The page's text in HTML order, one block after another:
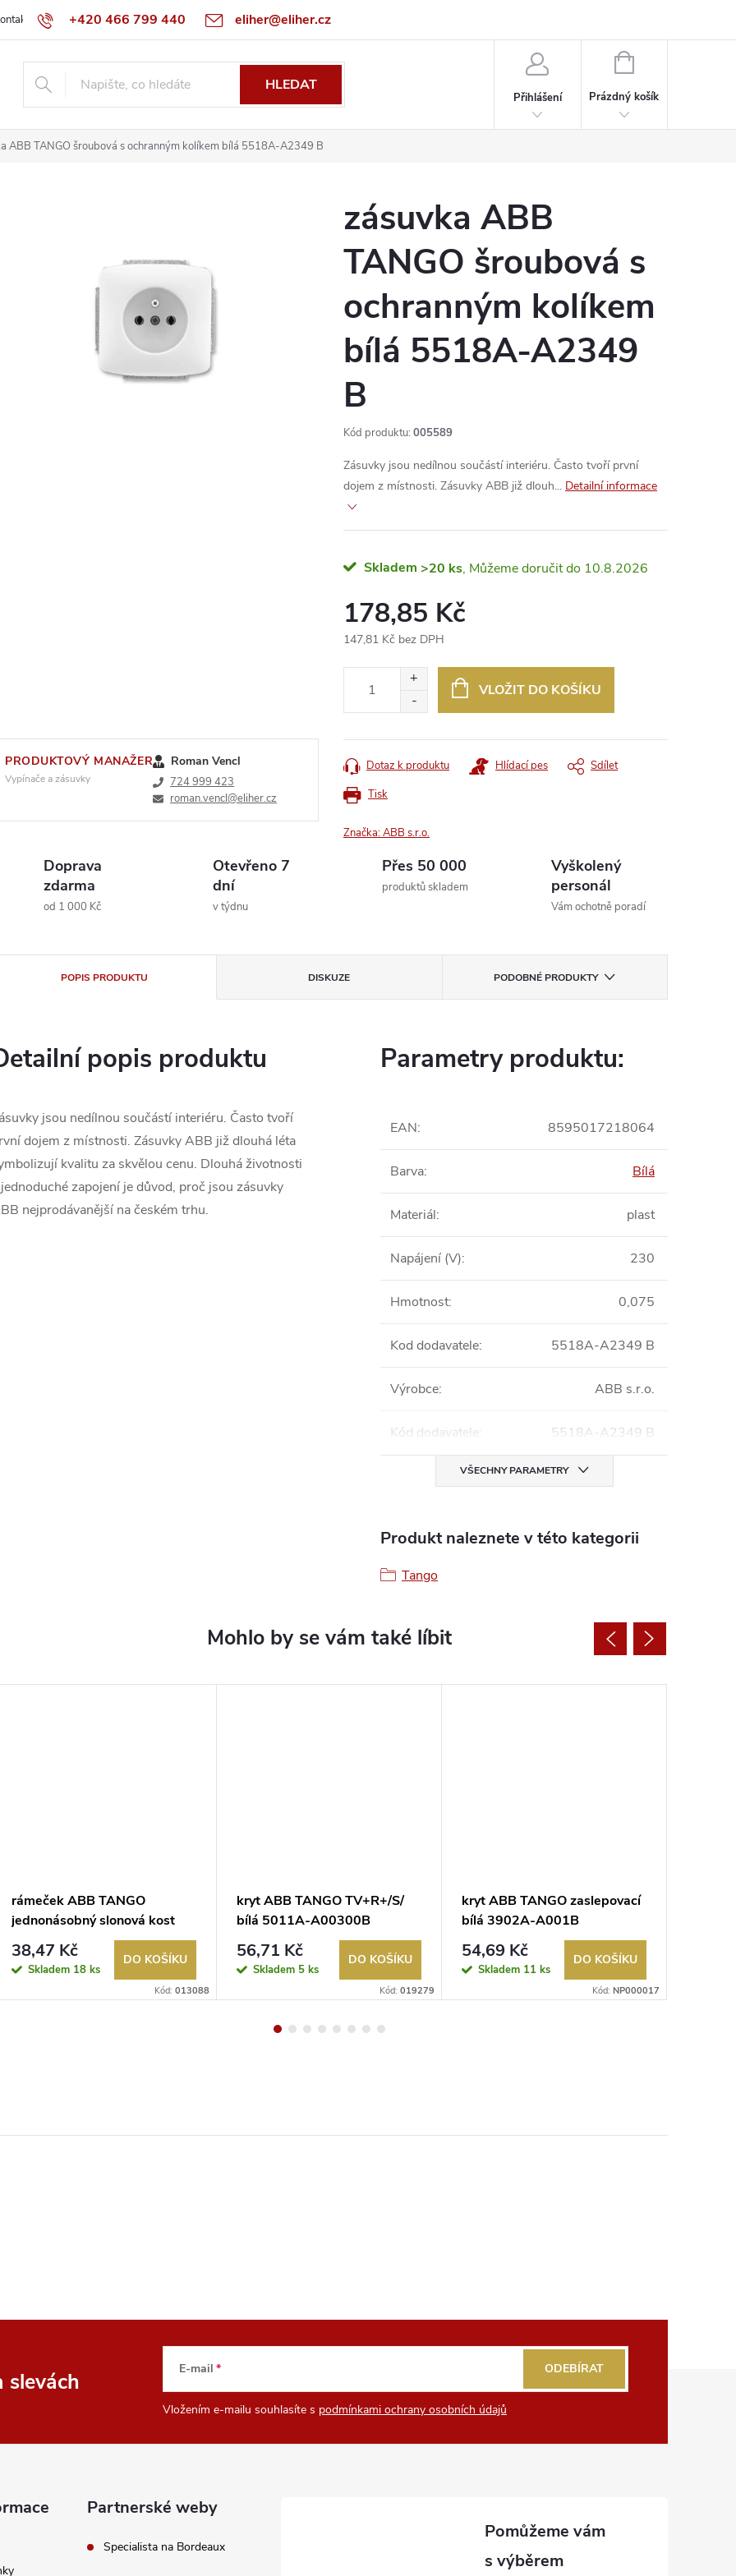
+420 466 799 440 eliher@eliher.cz
Obchodní podmínky Reklamační řád Specialista na Bordeaux
HLEDAT
Přihlášení
NÁKUPNÍ
Prázdný košík
ABB TANGO šroubová s ochranným kolíkem bílá 5518A-A2349 B
PRODUKTOVÝ MANAŽER
Vypínače a zásuvky
Roman Vencl
724 999 423
roman.vencl@eliher.cz
zásuvka ABB
TANGO šroubová s
ochranným kolíkem
bílá 5518A-A2349
B
Kód produktu: 005589
Zásuvky jsou nedílnou součástí interiéru. Často tvoří první
dojem z místnosti. Zásuvky ABB již dlouh... Detailní informace
Skladem >20 ks 10.8.2026
178,85 Kč
147,81 Kč bez DPH
VLOŽIT DO KOŠÍKU
Tisk
Dotaz k produktu Hlídací pes Sdílet
Značka:ABB s.r.o.
Doprava
zdarma
od 1 000 Kč
Otevřeno 7
dní
v týdnu
Přes 50 000
produktů skladem
Vyškolený
personál
Vám ochotně poradí
POPIS PRODUKTU DISKUZE PODOBNÉ PRODUKTY
popis produktu
jsou nedílnou součástí interiéru. Často tvoří
dojem z místnosti. Zásuvky ABB již dlouhá léta
kvalitu za skvělou cenu. Dlouhá životnosti
zapojení je důvod, proč jsou zásuvky
nejprodávanější na českém trhu.
Parametry produktu:
EAN: 8595017218064
Barva: Bílá
Materiál: plast
Napájení (V): 230
Hmotnost: 0,075
Kod dodavatele: 5518A-A2349 B
Výrobce: ABB s.r.o.
Kód dodavatele: 5518A-A2349 B
VŠECHNY PARAMETRY
Produkt naleznete v této kategorii
Tango
rámeček ABB TANGO
jednonásobný slonová kost
3901A-B10 C
38,47 Kč
Skladem 18 ks
DO KOŠÍKU
Kód: 013088
kryt ABB TANGO TV+R+/S/
bílá 5011A-A00300B
56,71 Kč
Skladem 5 ks
DO KOŠÍKU
Kód: 019279
kryt ABB TANGO zaslepovací
bílá 3902A-A001B
54,69 Kč
Skladem 11 ks
DO KOŠÍKU
Kód: NP000017
slevách E-mail
Vložením e-mailu souhlasíte s podmínkami ochrany osobních údajů
ODEBÍRAT
Partnerské weby
Specialista na Bordeaux